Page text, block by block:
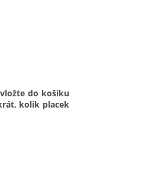
vložte do košíku
kolik placek